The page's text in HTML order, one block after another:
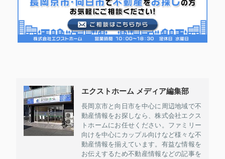
エクストホーム メディア編集部
長岡京市と向日市を中心に周辺地域で不
動産情報をお探しなら、株式会社エクス
トホームにお任せください。ファミリー
向けを中心にカップル向けなど様々な不
動産情報を揃えています。有益な情報を
お伝えするため不動産情報などの記事を